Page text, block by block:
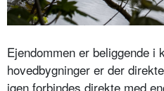
Ejendommen er beliggende
hovedbygninger er der
igen forbindes direkte med